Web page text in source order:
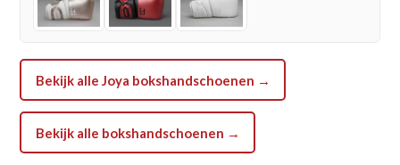
aantal
Bekijk alle Joya bokshandschoenen →
Bekijk alle bokshandschoenen →